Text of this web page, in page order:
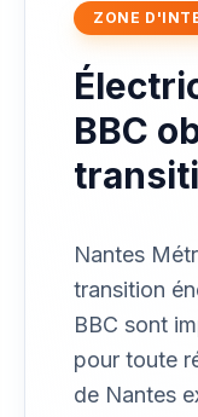
ZONE
BBC
Nantes
transition
BBC sont
pour toute
de Nantes